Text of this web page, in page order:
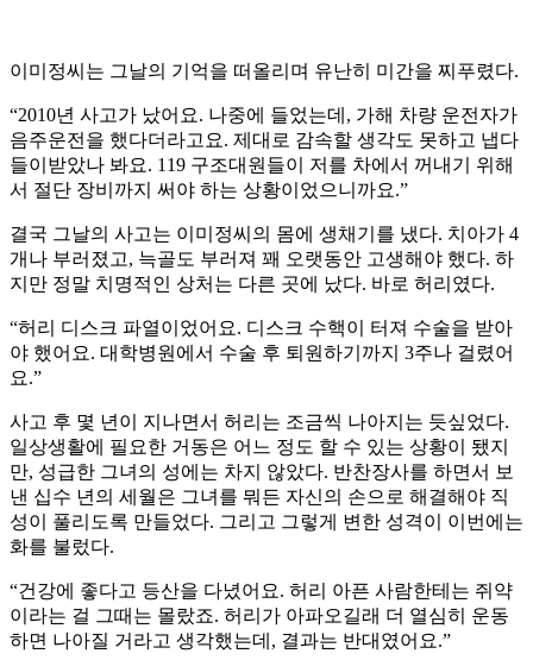
이미정씨는 그날의 기억을 떠올리며 유난히 미간을 찌푸렸다.
“2010년 사고가 났어요. 나중에 들었는데, 가해 차량 운전자가
음주운전을 했다더라고요. 제대로 감속할 생각도 못하고 냅다
들이받았나 봐요. 119 구조대원들이 저를 차에서 꺼내기 위해
서 절단 장비까지 써야 하는 상황이었으니까요.”
결국 그날의 사고는 이미정씨의 몸에 생채기를 냈다. 치아가 4
개나 부러졌고, 늑골도 부러져 꽤 오랫동안 고생해야 했다. 하
지만 정말 치명적인 상처는 다른 곳에 났다. 바로 허리였다.
“허리 디스크 파열이었어요. 디스크 수핵이 터져 수술을 받아
야 했어요. 대학병원에서 수술 후 퇴원하기까지 3주나 걸렸어
요.”
사고 후 몇 년이 지나면서 허리는 조금씩 나아지는 듯싶었다.
일상생활에 필요한 거동은 어느 정도 할 수 있는 상황이 됐지
만, 성급한 그녀의 성에는 차지 않았다. 반찬장사를 하면서 보
낸 십수 년의 세월은 그녀를 뭐든 자신의 손으로 해결해야 직
성이 풀리도록 만들었다. 그리고 그렇게 변한 성격이 이번에는
화를 불렀다.
“건강에 좋다고 등산을 다녔어요. 허리 아픈 사람한테는 쥐약
이라는 걸 그때는 몰랐죠. 허리가 아파오길래 더 열심히 운동
하면 나아질 거라고 생각했는데, 결과는 반대였어요.”